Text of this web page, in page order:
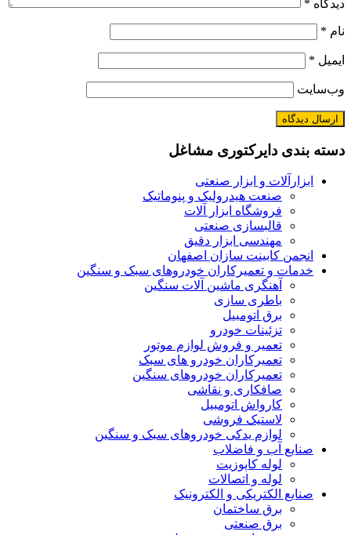
دیدگاه *
نام *
ایمیل *
وب‌سایت
دسته بندی دایرکتوری مشاغل
ابزارآلات و ابزار صنعتی
صنعت هیدرولیک و پنوماتیک
فروشگاه ابزار آلات
قالبسازی صنعتی
مهندسی ابزار دقیق
انجمن کابینت سازان اصفهان
خدمات و تعمیرکاران خودروهای سبک و سنگین
آهنگری ماشین آلات سنگین
باطری سازی
برق اتومبیل
تزئینات خودرو
تعمیر و فروش لوازم موتور
تعمیرکاران خودرو های سبک
تعمیرکاران خودروهای سنگین
صافکاری و نقاشی
کارواش اتومبیل
لاستیک فروشی
لوازم یدکی خودروهای سبک و سنگین
صنایع آب و فاضلاب
لوله کاپوزیت
لوله و اتصالات
صنایع الکتریکی و الکترونیک
برق ساختمان
برق صنعتی